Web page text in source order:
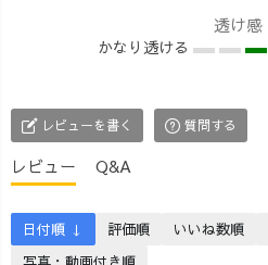
透け感
かなり透ける
レビューを書く 質問する
レビュー Q&A
日付順 ↓ 評価順 いいね数順